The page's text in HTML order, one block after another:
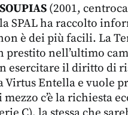
(2001,
SPAL ha raccolto
è dei più facili. La
prestito nell’ultimo
esercitare il diritto di
Virtus Entella e vuole
c’è la richiesta